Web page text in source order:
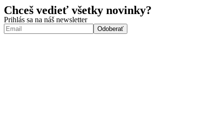
Chceš vedieť všetky novinky?
Prihlás sa na náš newsletter